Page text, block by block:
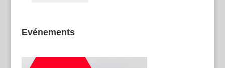
Evénements